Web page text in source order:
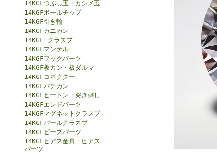
14KGFつぶし玉・カシメ玉
14KGFボールチップ
14KGF引き輪
14KGFカニカン
14KGF クラスプ
14KGFマンテル
14KGFフックパーツ
14KGF板カン・板ダルマ
14KGFコネクター
14KGFバチカン
14KGFヒートン・突き刺し
14KGFエンドパーツ
14KGFマグネットクラスプ
14KGFパールクラスプ
14KGFビーズパーツ
14KGFピアス金具・ピアス
パーツ